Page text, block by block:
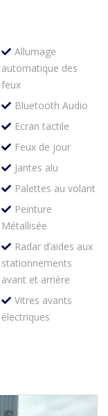
Allumage
automatique des
feux
Bluetooth Audio
Ecran tactile
Feux de jour
Jantes alu
Palettes au volant
Peinture
Métallisée
Radar d’aides aux
stationnements
avant et arrière
Vitres avants
électriques